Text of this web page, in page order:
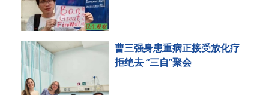
曹三强身患重病正接受放化疗
拒绝去 “三自”聚会